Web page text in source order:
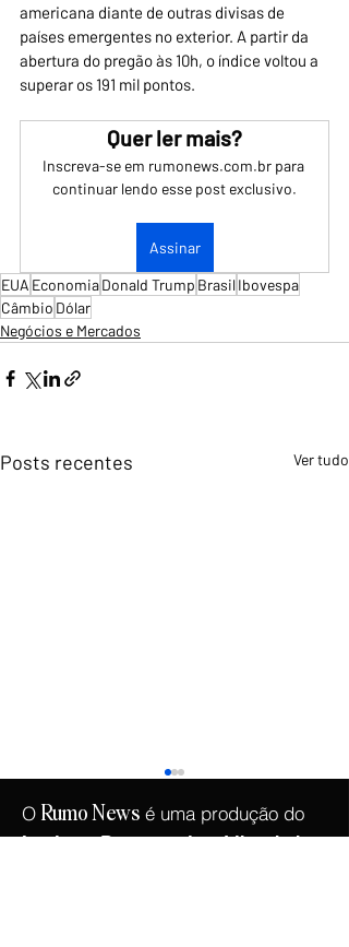
americana diante de outras divisas de
países emergentes no exterior. A partir da
abertura do pregão às 10h, o índice voltou a
superar os 191 mil pontos.
Quer ler mais?
Inscreva-se em rumonews.com.br para
continuar lendo esse post exclusivo.
Assinar
EUA EconomiaDonald Trump BrasilIbovespa
Câmbio Dólar
Negócios e Mercados
Posts recentes Ver tudo
O Rumo News é uma produção do
Instituto Democracia e Liberdade.